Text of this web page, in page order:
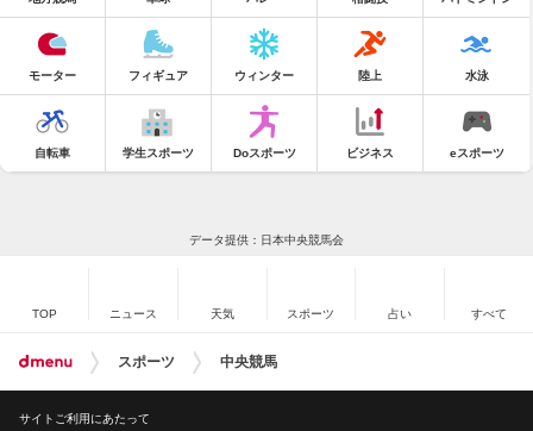
モーター フィギュア ウィンター 陸上 水泳
自転車 学生スポーツ Doスポーツ ビジネス eスポーツ
データ提供：日本中央競馬会
TOP ニュース 天気 スポーツ 占い すべて
スポーツ 中央競馬
サイトご利用にあたって